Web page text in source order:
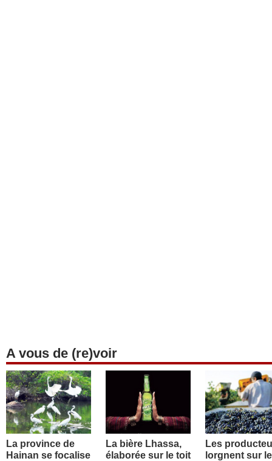
A vous de (re)voir
La province de
Hainan se focalise
La bière Lhassa,
élaborée sur le toit
Les
lorgnent sur le